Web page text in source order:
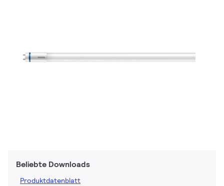
Beliebte Downloads
Produktdatenblatt